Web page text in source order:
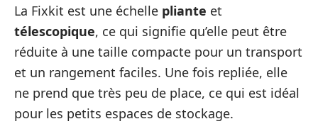
La Fixkit est une échelle pliante et
télescopique, ce qui signifie qu’elle peut être
réduite à une taille compacte pour un transport
et un rangement faciles. Une fois repliée, elle
ne prend que très peu de place, ce qui est idéal
pour les petits espaces de stockage.